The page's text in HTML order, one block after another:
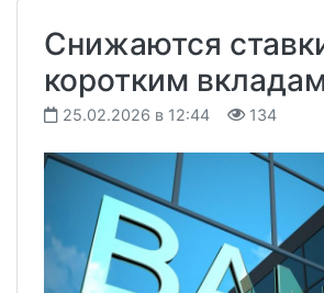
Снижаются
коротким
25.02.2026 в 12:44 134